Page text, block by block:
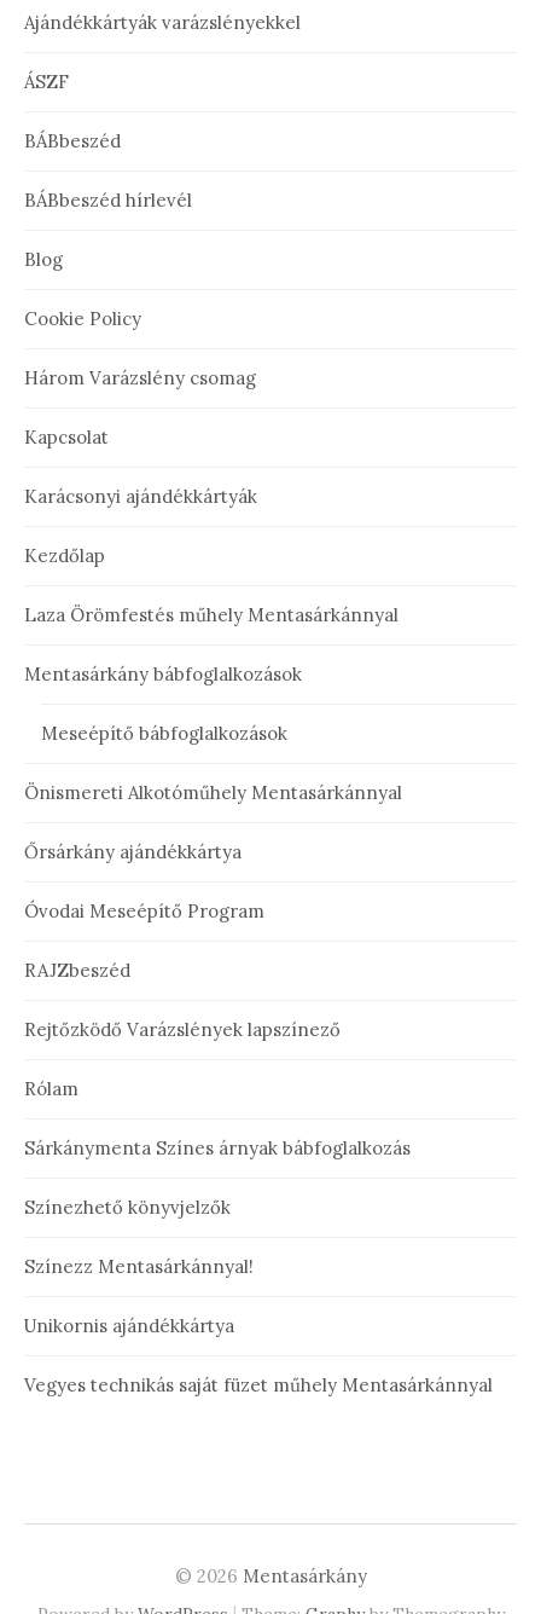
Ajándékkártyák varázslényekkel
ÁSZF
BÁBbeszéd
BÁBbeszéd hírlevél
Blog
Cookie Policy
Három Varázslény csomag
Kapcsolat
Karácsonyi ajándékkártyák
Kezdőlap
Laza Örömfestés műhely Mentasárkánnyal
Mentasárkány bábfoglalkozások
Meseépítő bábfoglalkozások
Önismereti Alkotóműhely Mentasárkánnyal
Őrsárkány ajándékkártya
Óvodai Meseépítő Program
RAJZbeszéd
Rejtőzködő Varázslények lapszínező
Rólam
Sárkánymenta Színes árnyak bábfoglalkozás
Színezhető könyvjelzők
Színezz Mentasárkánnyal!
Unikornis ajándékkártya
Vegyes technikás saját füzet műhely Mentasárkánnyal
© 2026 Mentasárkány